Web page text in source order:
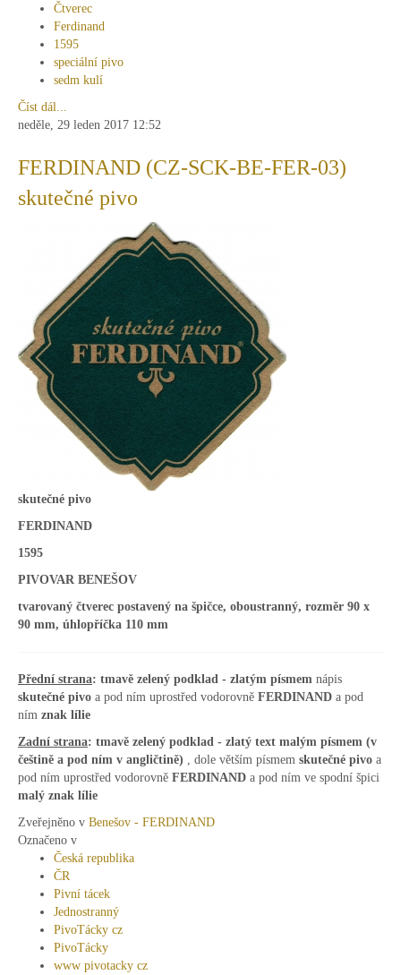
Čtverec
Ferdinand
1595
speciální pivo
sedm kulí
Číst dál...
neděle, 29 leden 2017 12:52
FERDINAND (CZ-SCK-BE-FER-03)
skutečné pivo
skutečné pivo
FERDINAND
1595
PIVOVAR BENEŠOV
tvarovaný čtverec postavený na špičce, oboustranný, rozměr 90 x
90 mm, úhlopříčka 110 mm
Přední strana: tmavě zelený podklad - zlatým písmem nápis
skutečné pivo a pod ním uprostřed vodorovně FERDINAND a pod
ním znak lílie
Zadní strana: tmavě zelený podklad - zlatý text malým písmem (v
češtině a pod ním v angličtině)
, dole větším písmem skutečné pivo a
pod ním uprostřed vodorovně FERDINAND a pod ním ve spodní špici
malý znak lílie
Zveřejněno v Benešov - FERDINAND
Označeno v
Česká republika
ČR
Pivní tácek
Jednostranný
PivoTácky cz
PivoTácky
www pivotacky cz